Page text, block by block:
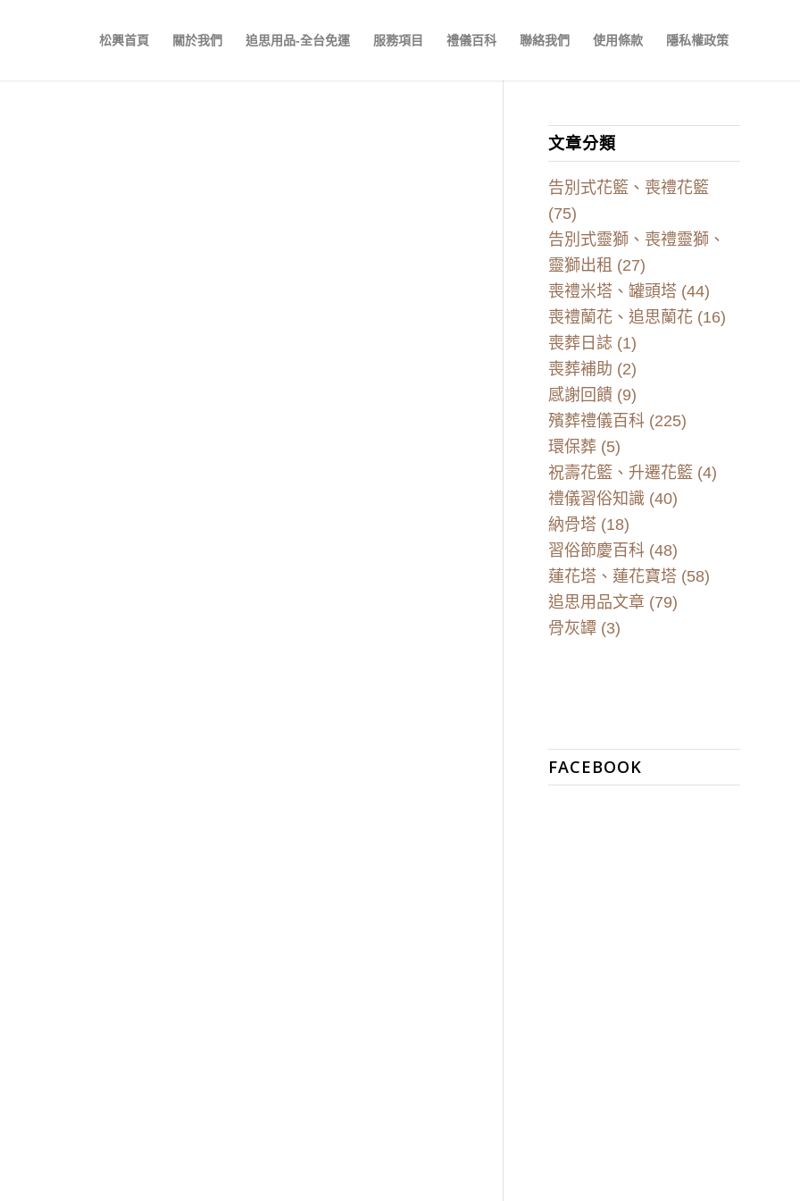
松興首頁 關於我們 追思用品-全台免運 服務項目 禮儀百科 聯絡我們 使用條款 隱私權政策
文章分類
告別式花籃、喪禮花籃
(75)
告別式靈獅、喪禮靈獅、
靈獅出租 (27)
喪禮米塔、罐頭塔 (44)
喪禮蘭花、追思蘭花(16)
喪葬日誌 (1)
喪葬補助 (2)
感謝回饋(9)
殯葬禮儀百科(225)
環保葬(5)
祝壽花籃、升遷花籃 (4)
禮儀習俗知識 (40)
納骨塔 (18)
習俗節慶百科(48)
蓮花塔、蓮花寶塔 (58)
追思用品文章 (79)
骨灰罈(3)
FACEBOOK